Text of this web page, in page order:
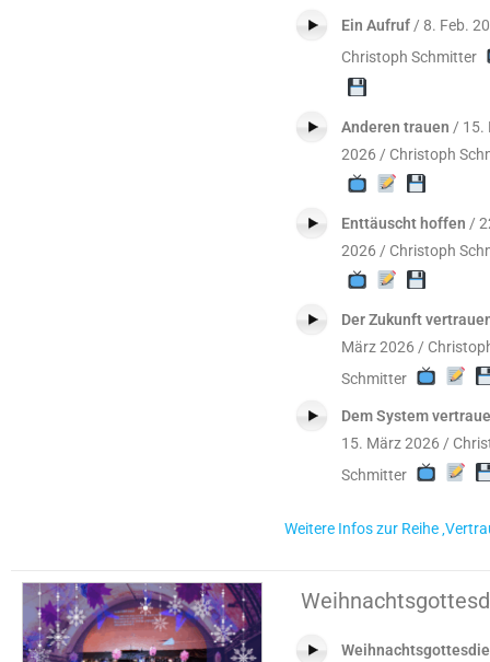
Ein Aufruf / 8. Feb.
Christoph Schmitter
Anderen trauen / 15.
2026 / Christoph
Enttäuscht hoffen /
2026 / Christoph
Der Zukunft
März 2026 /
Schmitter
Dem System
15. März 2026 /
Schmitter
Weitere Infos zur Reihe